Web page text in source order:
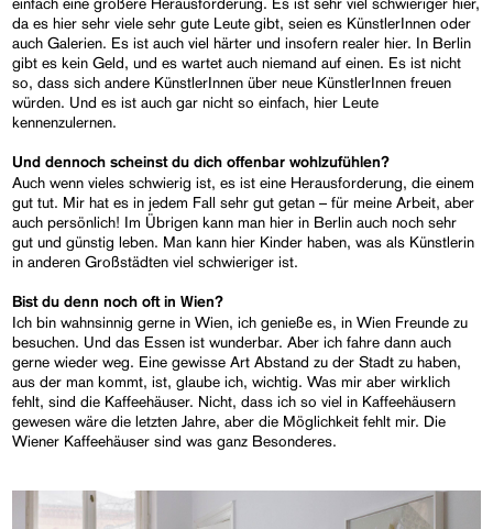
da es hier sehr viele sehr gute Leute gibt, seien es KünstlerInnen oder
auch Galerien. Es ist auch viel härter und insofern realer hier. In Berlin
gibt es kein Geld, und es wartet auch niemand auf einen. Es ist nicht
so, dass sich andere KünstlerInnen über neue KünstlerInnen freuen
würden. Und es ist auch gar nicht so einfach, hier Leute
kennenzulernen.
Und dennoch scheinst du dich offenbar wohlzufühlen?
Auch wenn vieles schwierig ist, es ist eine Herausforderung, die einem
gut tut. Mir hat es in jedem Fall sehr gut getan – für meine Arbeit, aber
auch persönlich! Im Übrigen kann man hier in Berlin auch noch sehr
gut und günstig leben. Man kann hier Kinder haben, was als Künstlerin
in anderen Großstädten viel schwieriger ist.
Bist du denn noch oft in Wien?
Ich bin wahnsinnig gerne in Wien, ich genieße es, in Wien Freunde zu
besuchen. Und das Essen ist wunderbar. Aber ich fahre dann auch
gerne wieder weg. Eine gewisse Art Abstand zu der Stadt zu haben,
aus der man kommt, ist, glaube ich, wichtig. Was mir aber wirklich
fehlt, sind die Kaffeehäuser. Nicht, dass ich so viel in Kaffeehäusern
gewesen wäre die letzten Jahre, aber die Möglichkeit fehlt mir. Die
Wiener Kaffeehäuser sind was ganz Besonderes.